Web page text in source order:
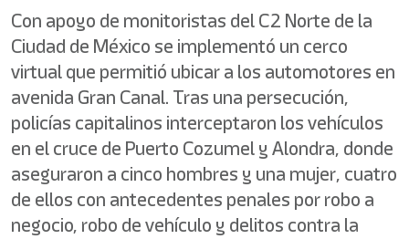
Con apoyo de monitoristas del C2 Norte de la
Ciudad de México se implementó un cerco
virtual que permitió ubicar a los automotores en
avenida Gran Canal. Tras una persecución,
policías capitalinos interceptaron los vehículos
en el cruce de Puerto Cozumel y Alondra, donde
aseguraron a cinco hombres y una mujer, cuatro
de ellos con antecedentes penales por robo a
negocio, robo de vehículo y delitos contra la